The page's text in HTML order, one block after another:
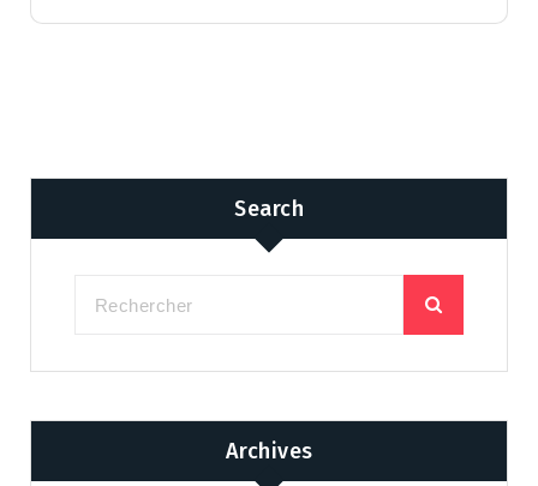
Search
Archives